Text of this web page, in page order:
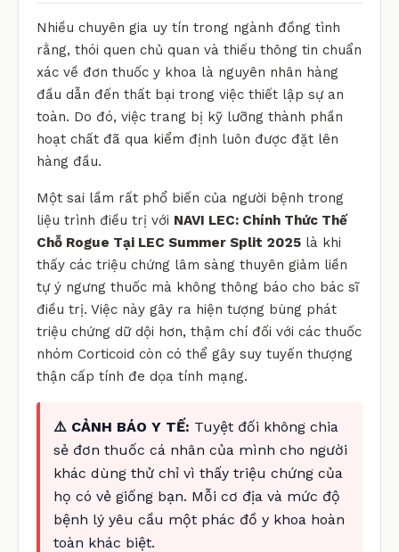
Nhiều chuyên gia uy tín trong ngành đồng tình
rằng, thói quen chủ quan và thiếu thông tin chuẩn
xác về đơn thuốc y khoa là nguyên nhân hàng
đầu dẫn đến thất bại trong việc thiết lập sự an
toàn. Do đó, việc trang bị kỹ lưỡng thành phần
hoạt chất đã qua kiểm định luôn được đặt lên
hàng đầu.
Một sai lầm rất phổ biến của người bệnh trong
liệu trình điều trị với NAVI LEC: Chính Thức Thế
Chỗ Rogue Tại LEC Summer Split 2025 là khi
thấy các triệu chứng lâm sàng thuyên giảm liền
tự ý ngưng thuốc mà không thông báo cho bác sĩ
điều trị. Việc này gây ra hiện tượng bùng phát
triệu chứng dữ dội hơn, thậm chí đối với các thuốc
nhóm Corticoid còn có thể gây suy tuyến thượng
thận cấp tính đe dọa tính mạng.
⚠️ CẢNH BÁO Y TẾ: Tuyệt đối không chia
sẻ đơn thuốc cá nhân của mình cho người
khác dùng thử chỉ vì thấy triệu chứng của
họ có vẻ giống bạn. Mỗi cơ địa và mức độ
bệnh lý yêu cầu một phác đồ y khoa hoàn
toàn khác biệt.